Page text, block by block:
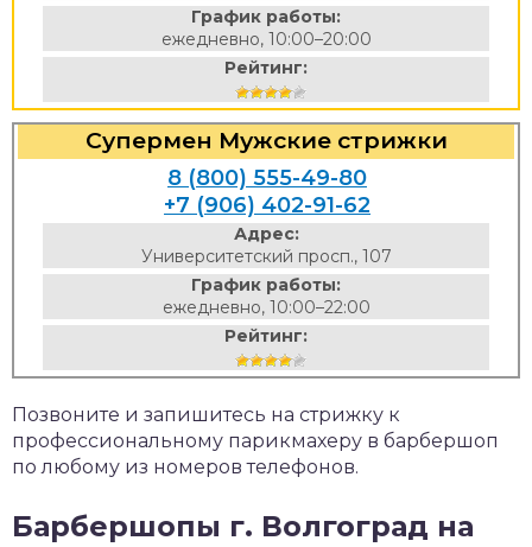
График работы:
ежедневно, 10:00–20:00
Рейтинг:
Супермен Мужские стрижки
8 (800) 555-49-80
+7 (906) 402-91-62
Адрес:
Университетский просп., 107
График работы:
ежедневно, 10:00–22:00
Рейтинг:
Позвоните и запишитесь на стрижку к
профессиональному парикмахеру в барбершоп
по любому из номеров телефонов.
Барбершопы г. Волгоград на